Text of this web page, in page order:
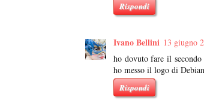
Rispondi
Ivano Bellini 13 giugno
ho dovuto fare il
ho messo il logo di
Rispondi